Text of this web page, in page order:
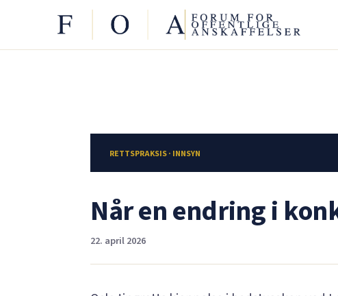
RETTSPRAKSIS · INNSYN
Når en endring i
22. april 2026